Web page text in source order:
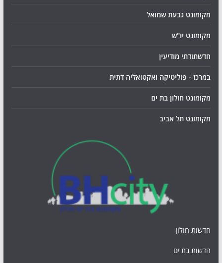
מקומונט גבעת שמואל
מקומונט יו"ש
חדשתודתי מודיעין
במרכז - פוליטיקה ואקטואליה דתית
מקומונט חולון בת ים
מקומונט תל אביב
חדשות חולון
חדשות בת ים